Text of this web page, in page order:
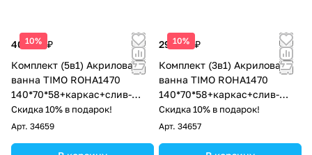
10%
40 200 ₽
Комплект (5в1) Акриловая
ванна TIMO ROHA1470
140*70*58+каркас+слив-
перелив+фронтальная
панель+торцевая панель
Скидка 10% в подарок!
Арт. 34659
10%
29 000 ₽
Комплект (3в1) Акриловая
ванна TIMO ROHA1470
140*70*58+каркас+слив-
перелив
Скидка 10% в подарок!
Арт. 34657